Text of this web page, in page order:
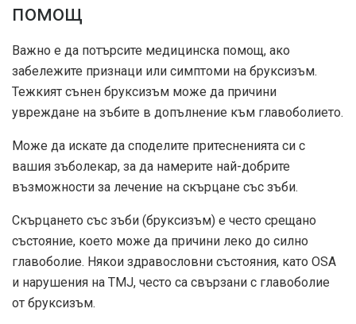
помощ
Важно е да потърсите медицинска помощ, ако
забележите признаци или симптоми на бруксизъм.
Тежкият сънен бруксизъм може да причини
увреждане на зъбите в допълнение към главоболието.
Може да искате да споделите притесненията си с
вашия зъболекар, за да намерите най-добрите
възможности за лечение на скърцане със зъби.
Скърцането със зъби (бруксизъм) е често срещано
състояние, което може да причини леко до силно
главоболие. Някои здравословни състояния, като OSA
и нарушения на TMJ, често са свързани с главоболие
от бруксизъм.